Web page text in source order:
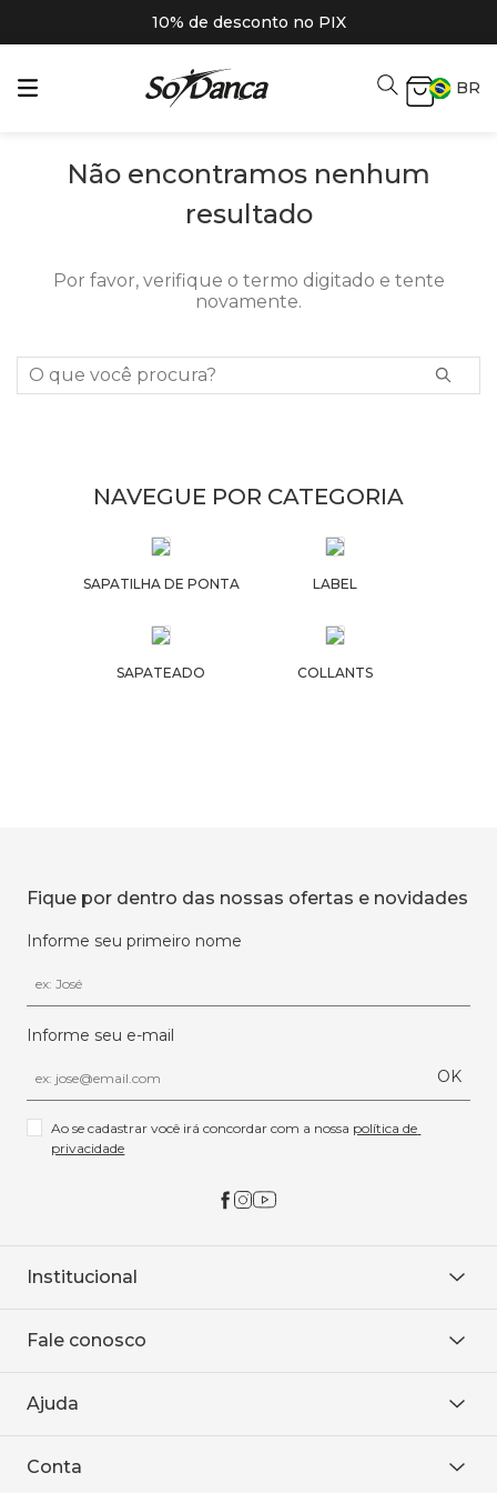
10% de desconto no PIX
BR
Não encontramos nenhum
resultado
Por favor, verifique o termo digitado e tente
novamente.
O que você procura?
NAVEGUE POR CATEGORIA
SAPATILHA DE PONTA LABEL
SAPATEADO COLLANTS
Fique por dentro das nossas ofertas e novidades
Informe seu primeiro nome
Informe seu e-mail
OK
Ao se cadastrar você irá concordar com a nossa política de
privacidade
Institucional
Onde encontrar
Baixe o APP
Fale conosco
WhatsApp
Ajuda
Política de entrega
Conta